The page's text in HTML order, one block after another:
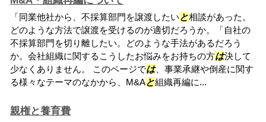
「同業他社から、不採算部門を譲渡したい と相談があった。
どのような方法で譲渡を受けるのが適切だろうか。「自社の
不採算部門を切り離したい。どのような手法があるだろう
か。会社組織に関するこうしたお悩みをお持ちの方は決して
少なくありません。 このページでは、事業承継や倒産に関す
る様々なテーマのなかから、M&Aと組織再編に...
親権と養育費